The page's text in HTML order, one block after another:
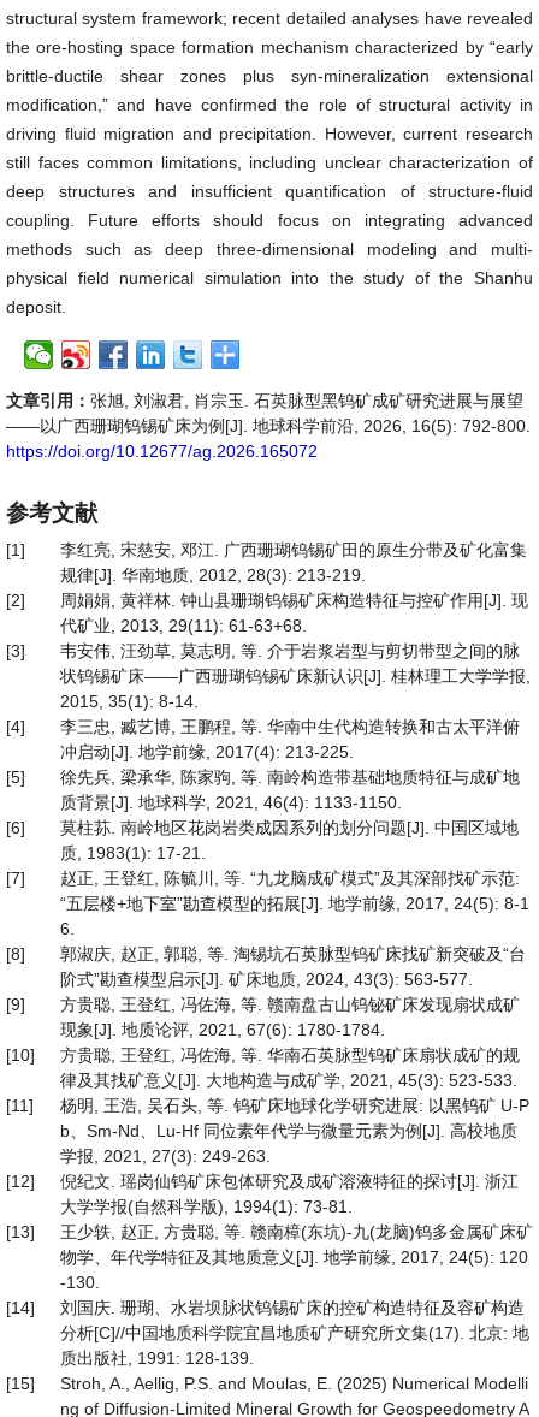
structural system framework; recent detailed analyses have revealed
the ore-hosting space formation mechanism characterized by “early
brittle-ductile shear zones plus syn-mineralization extensional
modification,” and have confirmed the role of structural activity in
driving fluid migration and precipitation. However, current research
still faces common limitations, including unclear characterization of
deep structures and insufficient quantification of structure-fluid
coupling. Future efforts should focus on integrating advanced
methods such as deep three-dimensional modeling and multi-
physical field numerical simulation into the study of the Shanhu
deposit.
文章引用： 张旭, 刘淑君, 肖宗玉. 石英脉型黑钨矿成矿研究进展与展望
——以广西珊瑚钨锡矿床为例[J]. 地球科学前沿, 2026, 16(5): 792-800.
https://doi.org/10.12677/ag.2026.165072
参考文献
[1]
李红亮, 宋慈安, 邓江. 广西珊瑚钨锡矿田的原生分带及矿化富集
规律[J]. 华南地质, 2012, 28(3): 213-219.
[2]
周娟娟, 黄祥林. 钟山县珊瑚钨锡矿床构造特征与控矿作用[J]. 现
代矿业, 2013, 29(11): 61-63+68.
[3]
韦安伟, 汪劲草, 莫志明, 等. 介于岩浆岩型与剪切带型之间的脉
状钨锡矿床——广西珊瑚钨锡矿床新认识[J]. 桂林理工大学学报,
2015, 35(1): 8-14.
[4]
李三忠, 臧艺博, 王鹏程, 等. 华南中生代构造转换和古太平洋俯
冲启动[J]. 地学前缘, 2017(4): 213-225.
[5]
徐先兵, 梁承华, 陈家驹, 等. 南岭构造带基础地质特征与成矿地
质背景[J]. 地球科学, 2021, 46(4): 1133-1150.
[6]
莫柱荪. 南岭地区花岗岩类成因系列的划分问题[J]. 中国区域地
质, 1983(1): 17-21.
[7]
赵正, 王登红, 陈毓川, 等. “九龙脑成矿模式”及其深部找矿示范:
“五层楼+地下室”勘查模型的拓展[J]. 地学前缘, 2017, 24(5): 8-1
6.
[8]
郭淑庆, 赵正, 郭聪, 等. 淘锡坑石英脉型钨矿床找矿新突破及“台
阶式”勘查模型启示[J]. 矿床地质, 2024, 43(3): 563-577.
[9]
方贵聪, 王登红, 冯佐海, 等. 赣南盘古山钨铋矿床发现扇状成矿
现象[J]. 地质论评, 2021, 67(6): 1780-1784.
[10]
方贵聪, 王登红, 冯佐海, 等. 华南石英脉型钨矿床扇状成矿的规
律及其找矿意义[J]. 大地构造与成矿学, 2021, 45(3): 523-533.
[11]
杨明, 王浩, 吴石头, 等. 钨矿床地球化学研究进展: 以黑钨矿 U-P
b、Sm-Nd、Lu-Hf 同位素年代学与微量元素为例[J]. 高校地质
学报, 2021, 27(3): 249-263.
[12]
倪纪文. 瑶岗仙钨矿床包体研究及成矿溶液特征的探讨[J]. 浙江
大学学报(自然科学版), 1994(1): 73-81.
[13]
王少轶, 赵正, 方贵聪, 等. 赣南樟(东坑)-九(龙脑)钨多金属矿床矿
物学、年代学特征及其地质意义[J]. 地学前缘, 2017, 24(5): 120
-130.
[14]
刘国庆. 珊瑚、水岩坝脉状钨锡矿床的控矿构造特征及容矿构造
分析[C]//中国地质科学院宜昌地质矿产研究所文集(17). 北京: 地
质出版社, 1991: 128-139.
[15]
Stroh, A., Aellig, P.S. and Moulas, E. (2025) Numerical Modelli
ng of Diffusion-Limited Mineral Growth for Geospeedometry A